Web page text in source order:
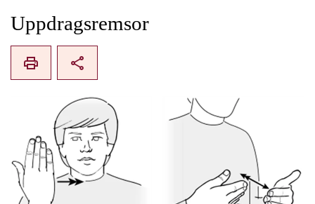
Uppdragsremsor
print share